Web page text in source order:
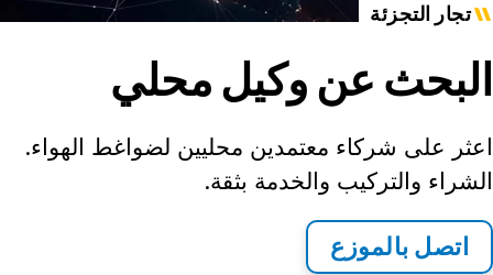
تجار التجزئة
البحث عن وكيل محلي
اعثر على شركاء معتمدين محليين لضواغط الهواء.
الشراء والتركيب والخدمة بثقة.
اتصل بالموزع